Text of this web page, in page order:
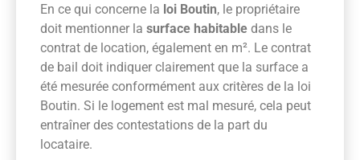
En ce qui concerne la loi Boutin, le propriétaire
doit mentionner la surface habitable dans le
contrat de location, également en m². Le contrat
de bail doit indiquer clairement que la surface a
été mesurée conformément aux critères de la loi
Boutin. Si le logement est mal mesuré, cela peut
entraîner des contestations de la part du
locataire.